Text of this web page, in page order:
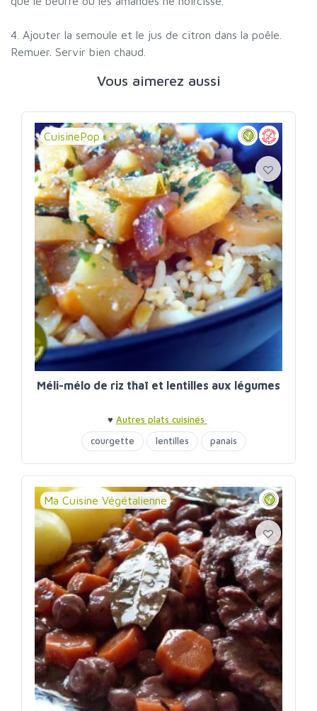
4. Ajouter la semoule et le jus de citron dans la poêle.
Remuer. Servir bien chaud.
Vous aimerez aussi
CuisinePop
Méli-mélo de riz thaï et lentilles aux légumes
♥ Autres plats cuisinés
courgette
lentilles panais
Ma Cuisine Végétalienne